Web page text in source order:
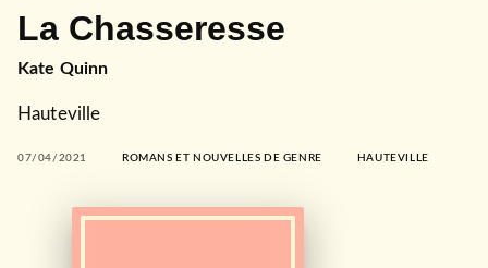
La Chasseresse
Kate Quinn
Hauteville
07/04/2021 ROMANS ET NOUVELLES DE GENRE HAUTEVILLE